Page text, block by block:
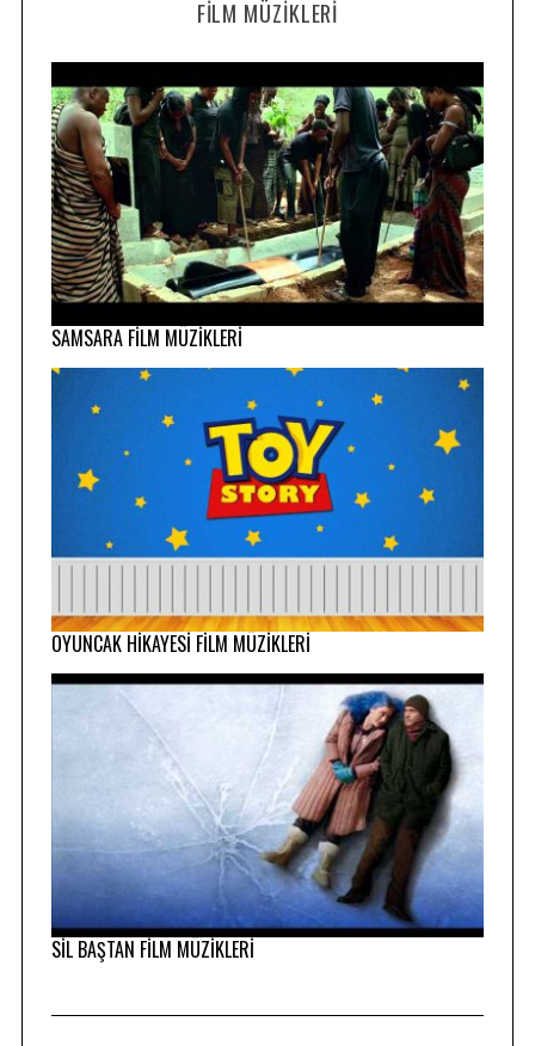
FILM MÜZIKLERI
SAMSARA FİLM MÜZİKLERİ
OYUNCAK HİKAYESİ FİLM MÜZİKLERİ
SİL BAŞTAN FİLM MÜZİKLERİ
a
r